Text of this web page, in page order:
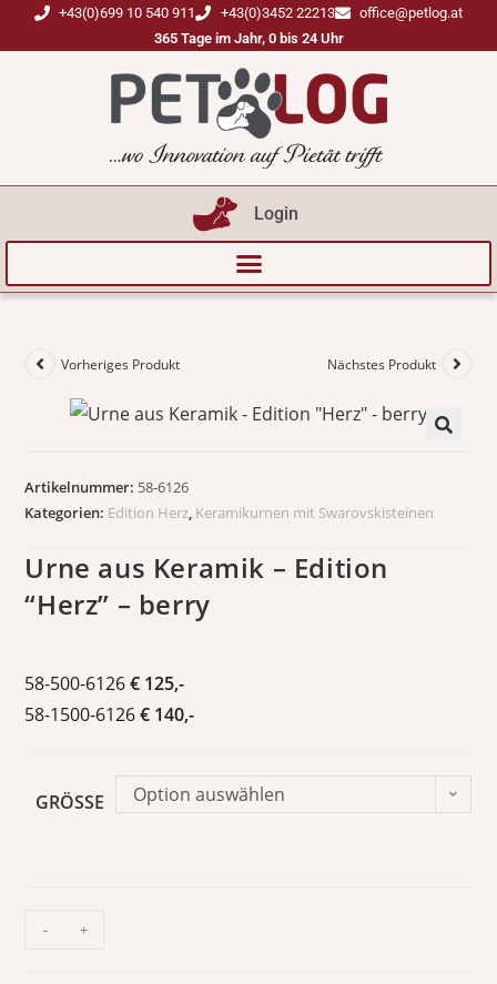
+43(0)699 10 540 911 +43(0)3452 22213
office@petlog.at
365 Tage im Jahr, 0 bis 24 Uhr
Login
Vorheriges Produkt Nächstes Produkt
Artikelnummer: 58-6126
Kategorien: Edition Herz, Keramikurnen mit Swarovskisteinen
Urne aus Keramik – Edition
“Herz” – berry
58-500-6126€ 125,-
58-1500-6126€ 140,-
GRÖSSE Option auswählen
- +